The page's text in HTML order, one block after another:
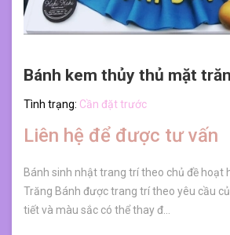
Bánh kem thủy thủ mặt
Tình trạng: Cần đặt trước
Liên hệ để được tư vấn
Bánh sinh nhật trang trí theo chủ đề hoạt
Trăng Bánh được trang trí theo yêu cầu
tiết và màu sắc có thể thay đ...